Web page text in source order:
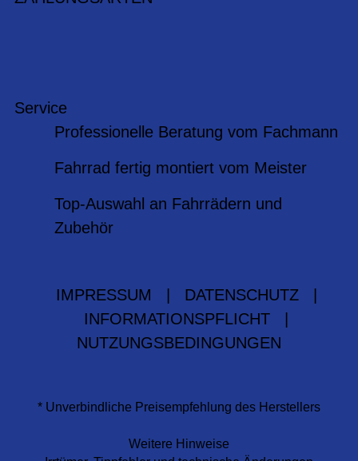
Service
Professionelle Beratung vom Fachmann
Fahrrad fertig montiert vom Meister
Top-Auswahl an Fahrrädern und
Zubehör
IMPRESSUM DATENSCHUTZ
INFORMATIONSPFLICHT
NUTZUNGSBEDINGUNGEN
* Unverbindliche Preisempfehlung des Herstellers
Weitere Hinweise